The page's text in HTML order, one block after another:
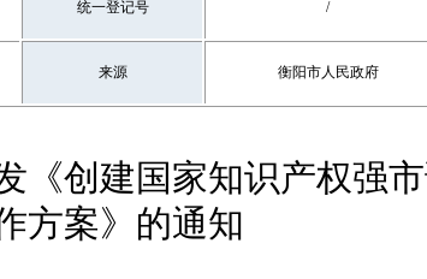
统一登记号 /
来源 衡阳市人民政府
《创建国家知识产权强
方案》的通知